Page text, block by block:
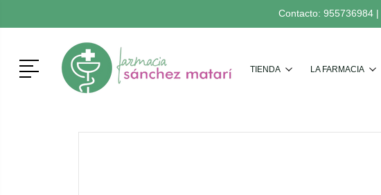
Contacto: 955736984 |
Menú TIENDA LA FARMACIA